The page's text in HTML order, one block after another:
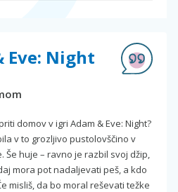
Eve: Night
domov v igri Adam & Eve: Night?
v to grozljivo pustolovščino v
Še huje – ravno je razbil svoj džip,
mora pot nadaljevati peš, a kdo
misliš, da bo moral reševati težke